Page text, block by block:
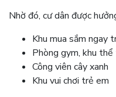
Nhờ đó, cư dân được
Khu mua sắm ngay
Phòng gym, khu thể
Công viên cây xanh
Khu vui chơi trẻ em